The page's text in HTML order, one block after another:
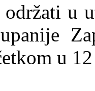
održati u
u